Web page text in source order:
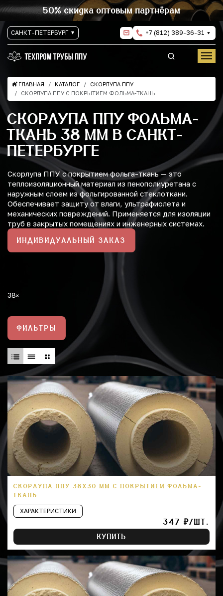
50% скидка оптовым партнёрам
САНКТ-ПЕТЕРБУРГ +7 (812) 389-36-31
ГЛАВНАЯ КАТАЛОГ
СКОРЛУПА ППУ
СКОРЛУПА ППУ С ПОКРЫТИЕМ ФОЛЬМА-ТКАНЬ
СКОРЛУПА ППУ ФОЛЬМА-
ТКАНЬ 38 ММ В САНКТ-
ПЕТЕРБУРГЕ
Скорлупа ППУ с покрытием фольга-ткань — это
теплоизоляционный материал из пенополиуретана с
наружным слоем из фольгированной стеклоткани.
Обеспечивает защиту от влаги, ультрафиолета и
механических повреждений. Применяется для изоляции
труб в закрытых помещениях и инженерных системах.
ИНДИВИДУАЛЬНЫЙ ЗАКАЗ
38
ФИЛЬТРЫ
СКОРЛУПА ППУ 38Х30 ММ С ПОКРЫТИЕМ ФОЛЬМА-
ТКАНЬ
ХАРАКТЕРИСТИКИ
347 ₽/ШТ.
КУПИТЬ